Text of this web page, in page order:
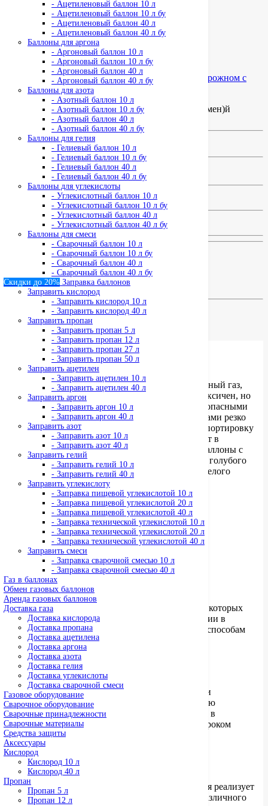
- Ацетиленовый баллон 10 л
- Ацетиленовый баллон 10 л бу
- Ацетиленовый баллон 40 л
- Ацетиленовый баллон 40 л бу
Баллоны для аргона
- Аргоновый баллон 10 л
- Аргоновый баллон 10 л бу
- Аргоновый баллон 40 л
- Аргоновый баллон 40 л бу
Баллоны для азота
- Азотный баллон 10 л
- Азотный баллон 10 л бу
- Азотный баллон 40 л
- Азотный баллон 40 л бу
Баллоны для гелия
- Гелиевый баллон 10 л
- Гелиевый баллон 10 л бу
- Гелиевый баллон 40 л
- Гелиевый баллон 40 л бу
Баллоны для углекислоты
- Углекислотный баллон 10 л
- Углекислотный баллон 10 л бу
- Углекислотный баллон 40 л
- Углекислотный баллон 40 л бу
Баллоны для смеси
- Сварочный баллон 10 л
- Сварочный баллон 10 л бу
- Сварочный баллон 40 л
- Сварочный баллон 40 л бу
Скидки до 20% Заправка баллонов
Заправить кислород
- Заправить кислород 10 л
- Заправить кислород 40 л
Заправить пропан
- Заправить пропан 5 л
- Заправить пропан 12 л
- Заправить пропан 27 л
- Заправить пропан 50 л
Заправить ацетилен
- Заправить ацетилен 10 л
- Заправить ацетилен 40 л
Заправить аргон
- Заправить аргон 10 л
- Заправить аргон 40 л
Заправить азот
- Заправить азот 10 л
- Заправить азот 40 л
Заправить гелий
- Заправить гелий 10 л
- Заправить гелий 40 л
Заправить углекислоту
- Заправка пищевой углекислотой 10 л
- Заправка пищевой углекислотой 20 л
- Заправка пищевой углекислотой 40 л
- Заправка технической углекислотой 10 л
- Заправка технической углекислотой 20 л
- Заправка технической углекислотой 40 л
Заправить смеси
- Заправка сварочной смесью 10 л
- Заправка сварочной смесью 40 л
Газ в баллонах
Обмен газовых баллонов
Аренда газовых баллонов
Доставка газа
Доставка кислорода
Доставка пропана
Доставка ацетилена
Доставка аргона
Доставка азота
Доставка гелия
Доставка углекислоты
Доставка сварочной смеси
Газовое оборудование
Сварочное оборудование
Сварочные принадлежности
Сварочные материалы
Средства защиты
Аксессуары
Кислород
Кислород 10 л
Кислород 40 л
Пропан
Пропан 5 л
Пропан 12 л
Железнодорожном с
доставкой
Лидер продаж!
Код товара: Кислород технически (Заправка и обмен)й
Доступность: На складе
450 руб
Кол-во Купить
Быстрая доставка Москве и МО
Оплата любым способом
Всегда в наличии
Заправим баллон
Описание
Отзывы (0)
Кислород технический 10 л в баллонах
Технический кислород 10 литров – это бесцветный газ,
лишенный вкуса и запаха. Он абсолютно не токсичен, но
обладает сильными окислительными и взрывоопасными
свойствами. При контакте с другими материалами резко
увеличивает их способность к горению. Транспортировку
и хранение технического кислорода выполняют в
металлических баллонах различного объема. Баллоны с
техническим кислородом окрашивают краской голубого
цвета и маркируют надписью «КИСЛОРОД» белого
цвета.
Сфера использования
строительство;
сельское хозяйство;
энергетика;
металлургия;
оборонная промышленность;
горнодобывающая промышленность;
медицина.
Технический кислород – это один из газов, без которых
невозможно провести технологические операции в
металлургической промышленности. Поэтому способам
его хранения и транспортирования уделяется
немаловажное внимание.
Преимущества технического кислорода 10 л
Соблюдение всех правил техники безопасности
гарантирует длительное хранение и абсолютную
безопасную перевозку технического кислорода в
баллонах. Его можно смело использовать в широком
диапазоне температур.
Где купить кислородные газовые баллоны
взрывобезопасные в Москве
Компания «Газ Баллоны» уже длительное время реализует
газовые баллоны с техническим кислородом различного